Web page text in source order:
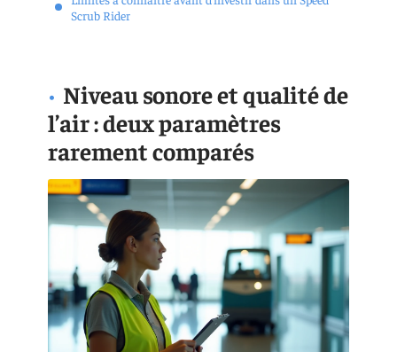
Scrub Rider
Niveau sonore et qualité de
l’air : deux paramètres
rarement comparés